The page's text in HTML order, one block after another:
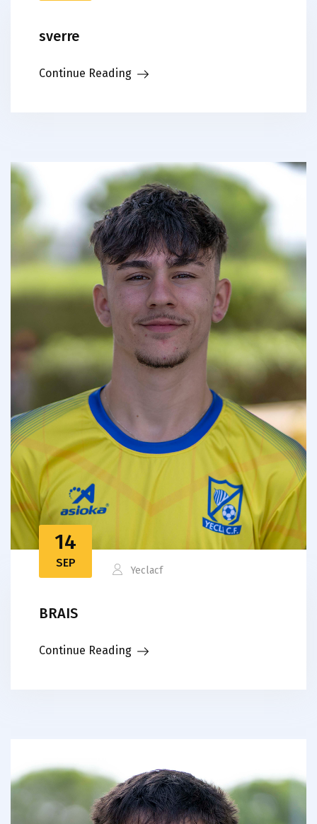
sverre
Continue Reading
14
SEP
Yeclacf
BRAIS
Continue Reading